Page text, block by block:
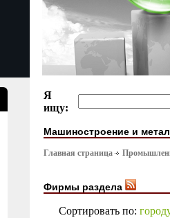
Я
ищу:
Машиностроение и
Главная страница
Фирмы раздела
Сортировать по: